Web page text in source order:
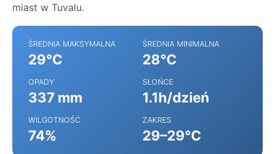
miast w Tuvalu.
ŚREDNIA MAKSYMALNA
29°C
ŚREDNIA MINIMALNA
28°C
OPADY
337 mm
SŁOŃCE
1.1h/dzień
WILGOTNOŚĆ
74%
ZAKRES
29–29°C